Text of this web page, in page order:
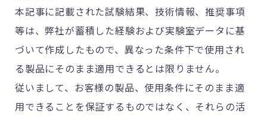
本記事に記載された試験結果、技術情報、推奨事項
等は、弊社が蓄積した経験および実験室データに基
づいて作成したもので、異なった条件下で使用され
る製品にそのまま適用できるとは限りません。
従いまして、お客様の製品、使用条件にそのまま適
用できることを保証するものではなく、それらの活